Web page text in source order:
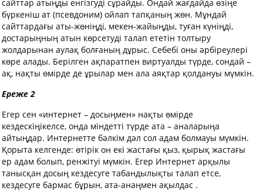
сайттар атыңды енгізгуді сұрайды. Ондай жағдайда өзіңе
бүркеніш ат (псевдоним) ойлап тапқаның жөн. Мұндай
сайттардағы аты-жөніңді, мекен-жайыңды, туған күніңді,
достарыңның атын көрсетуді талап ететін толтыру
жолдарынан аулақ болғаның дұрыс. Себебі оны әрбіреулері
көре алады. Берілген ақпаратпен виртуалды түрде, сондай –
ақ, нақты өмірде де ұрылар мен ала аяқтар қолдануы мүмкін.
Ереже 2
Егер сен «интернет – досыңмен» нақты өмірде
кездескіңікелсе, онда міндетті түрде ата – аналарыңа
айтыңдар. Интернетте бәлкім дәл сол адам болмауы мүмкін.
Қорыта келгенде: өтірік он екі жастағы қыз, қырық жастағы
ер адам болып, ренжітуі мүмкін. Егер Интернет арқылы
танысқан досың кездесуге табандылықты талап етсе,
кездесуге бармас бұрын, ата-анаңмен ақылдас .